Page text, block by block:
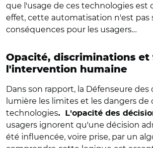
que l'usage de ces technologies est
effet, cette automatisation n'est pas
conséquences pour les usagers…
Opacité, discriminations et
l'intervention humaine
Dans son rapport, la Défenseure
lumière les limites et les dangers de
technologies. L'opacité des
usagers ignorent qu'une décision
été influencée, voire prise, par un